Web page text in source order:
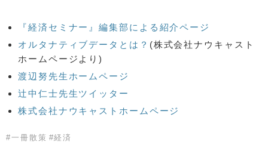
『経済セミナー』編集部による紹介ページ
オルタナティブデータとは？ (株式会社ナウキャスト
ホームページより)
渡辺努先生ホームページ
辻中仁士先生ツイッター
株式会社ナウキャストホームページ
# 一冊散策 #経済